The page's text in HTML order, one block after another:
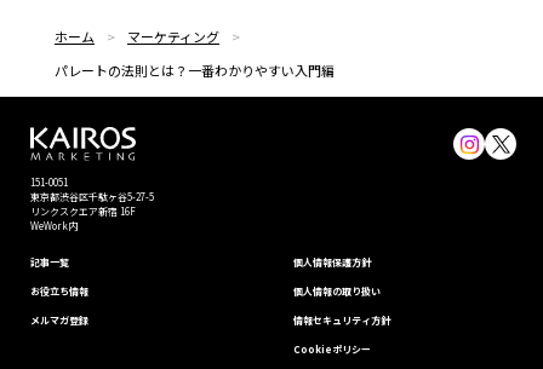
ホーム
マーケティング
パレートの法則とは？一番わかりやすい入門編
151-0051
東京都渋⾕区千駄ヶ谷5-27-5
リンクスクエア新宿 16F
WeWork内
記事一覧
お役立ち情報
メルマガ登録
個⼈情報保護⽅針
個人情報の取り扱い
情報セキュリティ⽅針
Cookieポリシー